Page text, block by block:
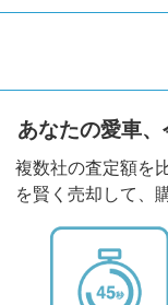
あなたの愛車、
複数社の査定額を
を賢く売却して、